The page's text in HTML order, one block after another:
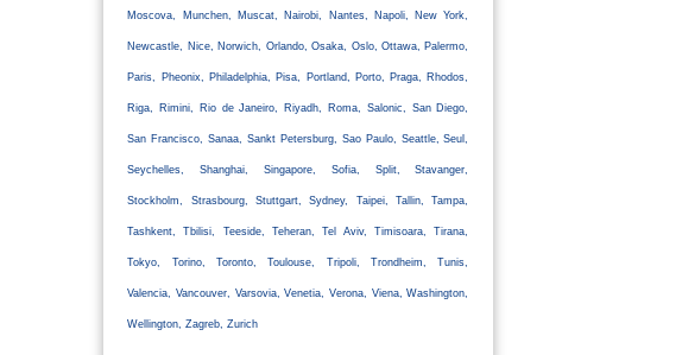
Moscova, Munchen, Muscat, Nairobi, Nantes, Napoli, New York,
Newcastle, Nice, Norwich, Orlando, Osaka, Oslo, Ottawa, Palermo,
Paris, Pheonix, Philadelphia, Pisa, Portland, Porto, Praga, Rhodos,
Riga, Rimini, Rio de Janeiro, Riyadh, Roma, Salonic, San Diego,
San Francisco, Sanaa, Sankt Petersburg, Sao Paulo, Seattle, Seul,
Seychelles, Shanghai, Singapore, Sofia, Split, Stavanger,
Stockholm, Strasbourg, Stuttgart, Sydney, Taipei, Tallin, Tampa,
Tashkent, Tbilisi, Teeside, Teheran, Tel Aviv, Timisoara, Tirana,
Tokyo, Torino, Toronto, Toulouse, Tripoli, Trondheim, Tunis,
Valencia, Vancouver, Varsovia, Venetia, Verona, Viena, Washington,
Wellington, Zagreb, Zurich